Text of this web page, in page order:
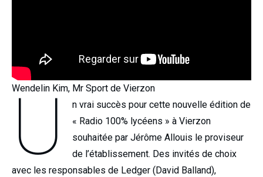
Wendelin Kim, Mr Sport de Vierzon
U
n vrai succès pour cette nouvelle édition de
« Radio 100% lycéens » à Vierzon
souhaitée par Jérôme Allouis le proviseur
de l’établissement. Des invités de choix
avec les responsables de Ledger (David Balland),